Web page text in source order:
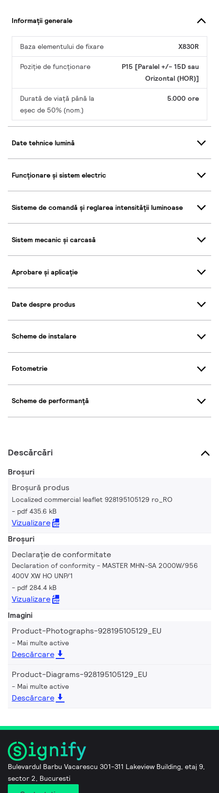
Informații generale
Baza elementului de fixare X830R
Poziție de funcționare
P15 [Paralel +/- 15D sau
Orizontal (HOR)]
Durată de viață până la
eșec de 50% (nom.)
5.000 ore
Date tehnice lumină
Funcționare și sistem electric
Sisteme de comandă și reglarea intensității luminoase
Sistem mecanic și carcasă
Aprobare și aplicație
Date despre produs
Scheme de instalare
Fotometrie
Scheme de performanță
Descărcări
Broșuri
Broșură produs
Localized commercial leaflet 928195105129 ro_RO
pdf 435.6 kB
Vizualizare
Broșuri
Declarație de conformitate
Declaration of conformity - MASTER MHN-SA 2000W/956
400V XW HO UNP/1
pdf 284.4 kB
Vizualizare
Imagini
Product-Photographs-928195105129_EU
Mai multe active
Descărcare
Product-Diagrams-928195105129_EU
Mai multe active
Descărcare
Bulevardul Barbu Vacarescu 301-311 Lakeview Building, etaj 9,
sector 2, Bucuresti